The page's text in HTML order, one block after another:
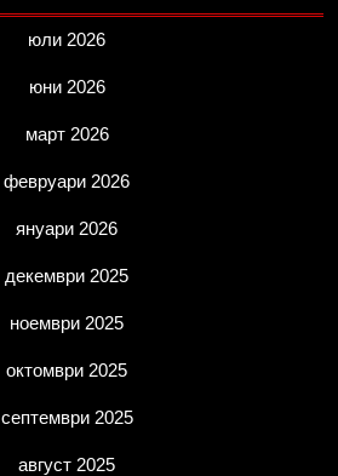
юли 2026
юни 2026
март 2026
февруари 2026
януари 2026
декември 2025
ноември 2025
октомври 2025
септември 2025
август 2025